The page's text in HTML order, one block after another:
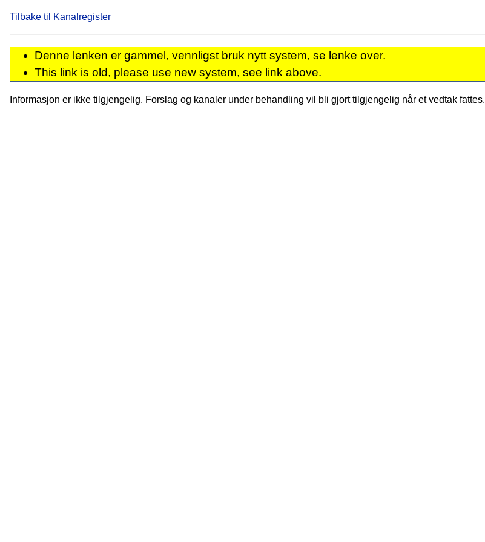
Tilbake til Kanalregister
Denne lenken er gammel, vennligst bruk nytt system, se lenke over.
This link is old, please use new system, see link above.
Informasjon er ikke tilgjengelig. Forslag og kanaler under behandling vil bli gjort tilgjengelig når et vedtak fattes.